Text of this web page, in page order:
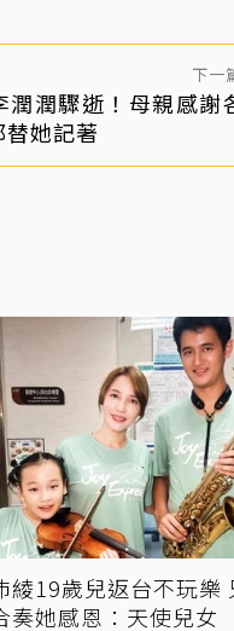
下一
潤潤驟逝！母親感謝
她記著
綾19歲兒返台不玩樂
奏她感恩：天使兒女